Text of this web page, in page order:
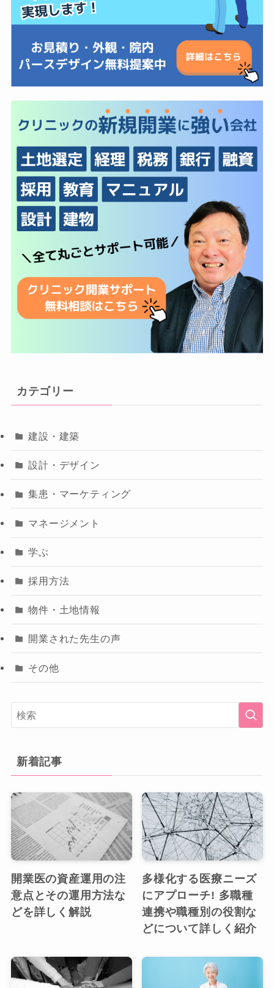
カテゴリー
建設・建築
設計・デザイン
集患・マーケティング
マネージメント
学ぶ
採用方法
物件・土地情報
開業された先生の声
その他
新着記事
開業医の資産運用の注
意点とその運用方法な
どを詳しく解説
多様化する医療ニーズ
にアプローチ! 多職種
連携や職種別の役割な
どについて詳しく紹介